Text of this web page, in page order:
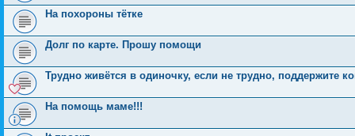
На похороны тётке
Долг по карте. Прошу помощи
Трудно живётся в одиночку, если не трудно, поддержите
На помощь маме!!!